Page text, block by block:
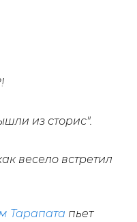
из сторис".
весело встретил
Тарапата пьет